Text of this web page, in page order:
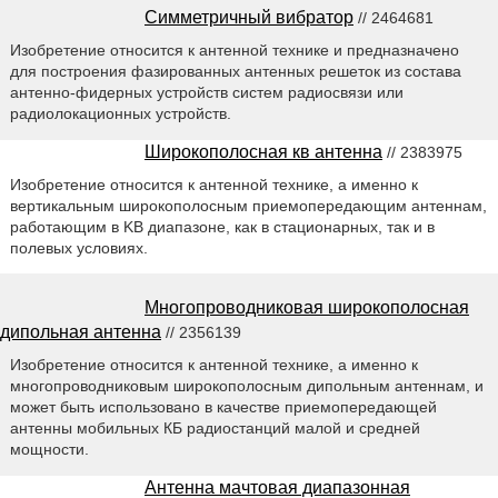
Симметричный вибратор // 2464681
Изобретение относится к антенной технике и предназначено
для построения фазированных антенных решеток из состава
антенно-фидерных устройств систем радиосвязи или
радиолокационных устройств.
Широкополосная кв антенна // 2383975
Изобретение относится к антенной технике, а именно к
вертикальным широкополосным приемопередающим антеннам,
работающим в KB диапазоне, как в стационарных, так и в
полевых условиях.
Многопроводниковая широкополосная
дипольная антенна // 2356139
Изобретение относится к антенной технике, а именно к
многопроводниковым широкополосным дипольным антеннам, и
может быть использовано в качестве приемопередающей
антенны мобильных КБ радиостанций малой и средней
мощности.
Антенна мачтовая диапазонная